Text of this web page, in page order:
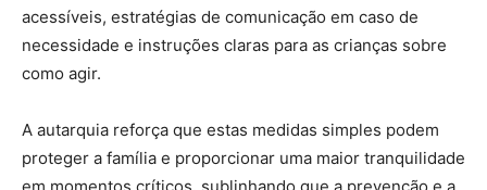
acessíveis, estratégias de comunicação em caso de
necessidade e instruções claras para as crianças sobre
como agir.
A autarquia reforça que estas medidas simples podem
proteger a família e proporcionar uma maior tranquilidade
em momentos críticos, sublinhando que a prevenção e a